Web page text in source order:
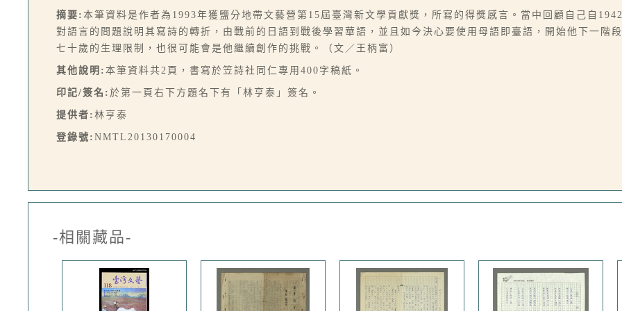
摘要: 本筆資料是作者為1993年獲鹽分地帶文藝營第15屆臺灣新文學貢獻獎，所寫的得獎感言。當中回顧自己自
對語言的問題說明其寫詩的轉折，由戰前的日語到戰後學習華語，並且如今決心要使用母語即臺語，開始他下一階
七十歲的生理限制，也很可能會是他繼續創作的挑戰。（文／王柄富）
其他說明: 本筆資料共2頁，書寫於笠詩社同仁專用400字稿紙。
印記/簽名: 於第一頁右下方題名下有「林亨泰」簽名。
提供者: 林亨泰
登錄號: NMTL20130170004
-相關藏品-